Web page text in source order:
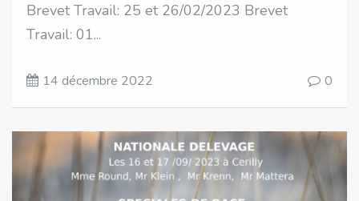
Brevet Travail: 25 et 26/02/2023 Brevet
Travail: 01...
14 décembre 2022 0